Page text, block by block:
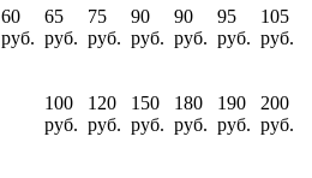
60
руб.
65
руб.
75
руб.
90
руб.
90
руб.
95
руб.
105
руб.
100
руб.
120
руб.
150
руб.
180
руб.
190
руб.
200
руб.